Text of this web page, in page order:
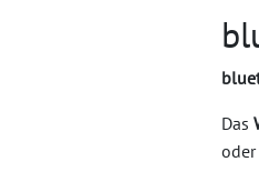
Das
oder